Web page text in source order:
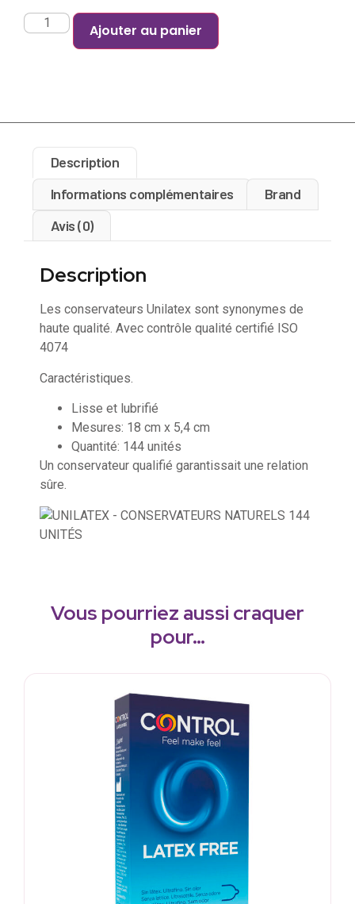
Ajouter au panier
Description
Informations complémentaires
Brand
Avis (0)
Description
Les conservateurs Unilatex sont synonymes de
haute qualité. Avec contrôle qualité certifié ISO
4074
Caractéristiques.
Lisse et lubrifié
Mesures: 18 cm x 5,4 cm
Quantité: 144 unités
Un conservateur qualifié garantissait une relation
sûre.
Vous pourriez aussi craquer
pour…